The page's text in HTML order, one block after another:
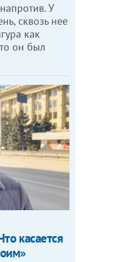
У
сквозь нее
как
он был
касается